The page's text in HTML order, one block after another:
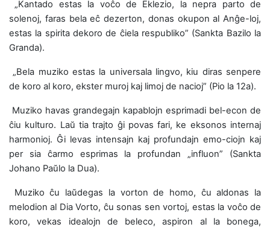
 „Kantado estas la voĉo de Eklezio, la nepra parto de
solenoj, faras bela eĉ dezerton, donas okupon al Anĝe-loj,
estas la spirita dekoro de ĉiela respubliko” (Sankta Bazilo la
Granda).
 „Bela muziko estas la universala lingvo, kiu diras senpere
de koro al koro, ekster muroj kaj limoj de nacioj” (Pio la 12a).
 Muziko havas grandegajn kapablojn esprimadi bel-econ de
ĉiu kulturo. Laŭ tia trajto ĝi povas fari, ke eksonos internaj
harmonioj. Ĝi levas intensajn kaj profundajn emo-ciojn kaj
per sia ĉarmo esprimas la profundan „influon” (Sankta
Johano Paŭlo la Dua).
 Muziko ĉu laŭdegas la vorton de homo, ĉu aldonas la
melodion al Dia Vorto, ĉu sonas sen vortoj, estas la voĉo de
koro, vekas idealojn de beleco, aspiron al la bonega,